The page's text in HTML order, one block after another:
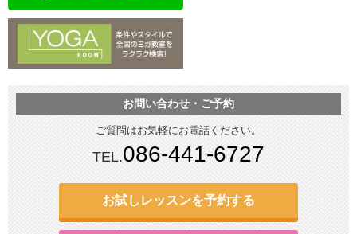
お問い合わせ・ご予約
ご質問はお気軽にお電話ください。
TEL.086-441-6727
お試しレッスンを予約する